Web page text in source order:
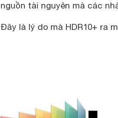
nguồn tài nguyên mà các
Đây là lý do mà HDR10+ ra